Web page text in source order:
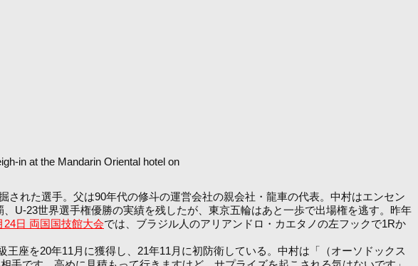
in at the Mandarin Oriental hotel on
れた選手。父は90年代の修斗の運営会社の親会社・龍車の代表。中村はエンセン
U-23世界選手権優勝の実績を残したが、東京五輪はあと一歩で出場権を逃す。昨年
日 両国国技館大会では、ブラジル人のアリアンドロ・カエタノの左フックで1Rか
座を20年11月に獲得し、21年11月に初防衛している。中村は「（オーソドックス